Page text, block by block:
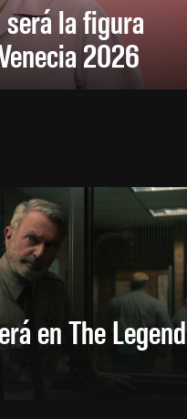
será la figura
2026
en The Legend